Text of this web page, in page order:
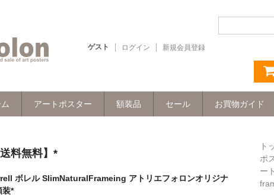
ゲスト ログイン 新規会員登録
アートポスター 額装品 セール お買物ガイド
料無料】*
ボレル SlimNaturalFrameing アトリエフォロンオリジナ
装*
ト
ポ
ー